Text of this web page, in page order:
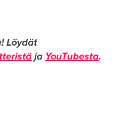
Löydät
ja YouTubesta.